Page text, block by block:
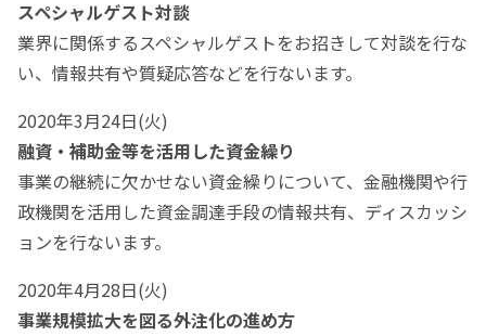
スペシャルゲスト対談
業界に関係するスペシャルゲストをお招きして対談を行な
い、情報共有や質疑応答などを行ないます。
2020年3月24日(火)
融資・補助金等を活用した資金繰り
事業の継続に欠かせない資金繰りについて、金融機関や行
政機関を活用した資金調達手段の情報共有、ディスカッシ
ョンを行ないます。
2020年4月28日(火)
事業規模拡大を図る外注化の進め方